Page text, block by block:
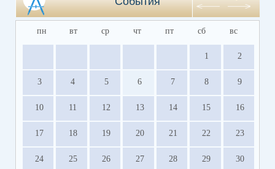
пн вт ср чт пт сб вс
1 2
3 4 5 6 7 8 9
10 11 12 13 14 15 16
17 18 19 20 21 22 23
24 25 26 27 28 29 30